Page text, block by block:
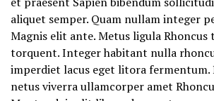
aliquet semper. Quam nullam integer
Magnis elit ante. Metus ligula Rhoncus
torquent. Integer habitant nulla
imperdiet lacus eget litora fermentum.
netus viverra ullamcorper amet